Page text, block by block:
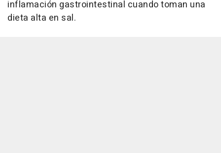
inflamación gastrointestinal cuando toman una
dieta alta en sal.